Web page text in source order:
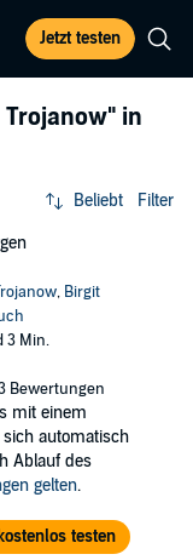
Jetzt testen
Trojanow" in
Beliebt Filter
, Birgit
3 Min.
Bewertungen
mit einem
sich automatisch
Ablauf des
gelten.
testen